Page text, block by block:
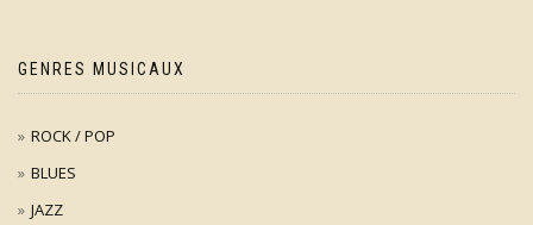
GENRES MUSICAUX
ROCK / POP
BLUES
JAZZ